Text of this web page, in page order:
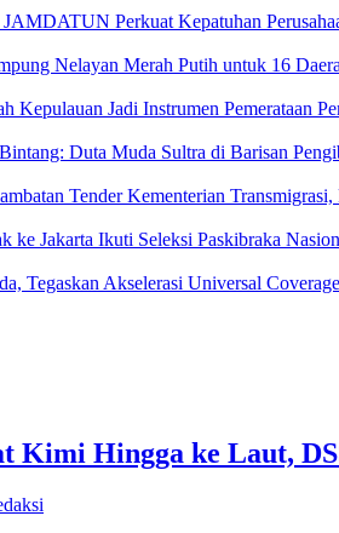
Perkuat Kepatuhan
Nelayan Merah Putih untuk 16
Kepulauan Jadi Instrumen Pemerataan
Duta Muda Sultra di Barisan
Tender Kementerian
ke Jakarta Ikuti Seleksi Paskibraka
Tegaskan Akselerasi Universal
Kimi Hingga ke Laut,